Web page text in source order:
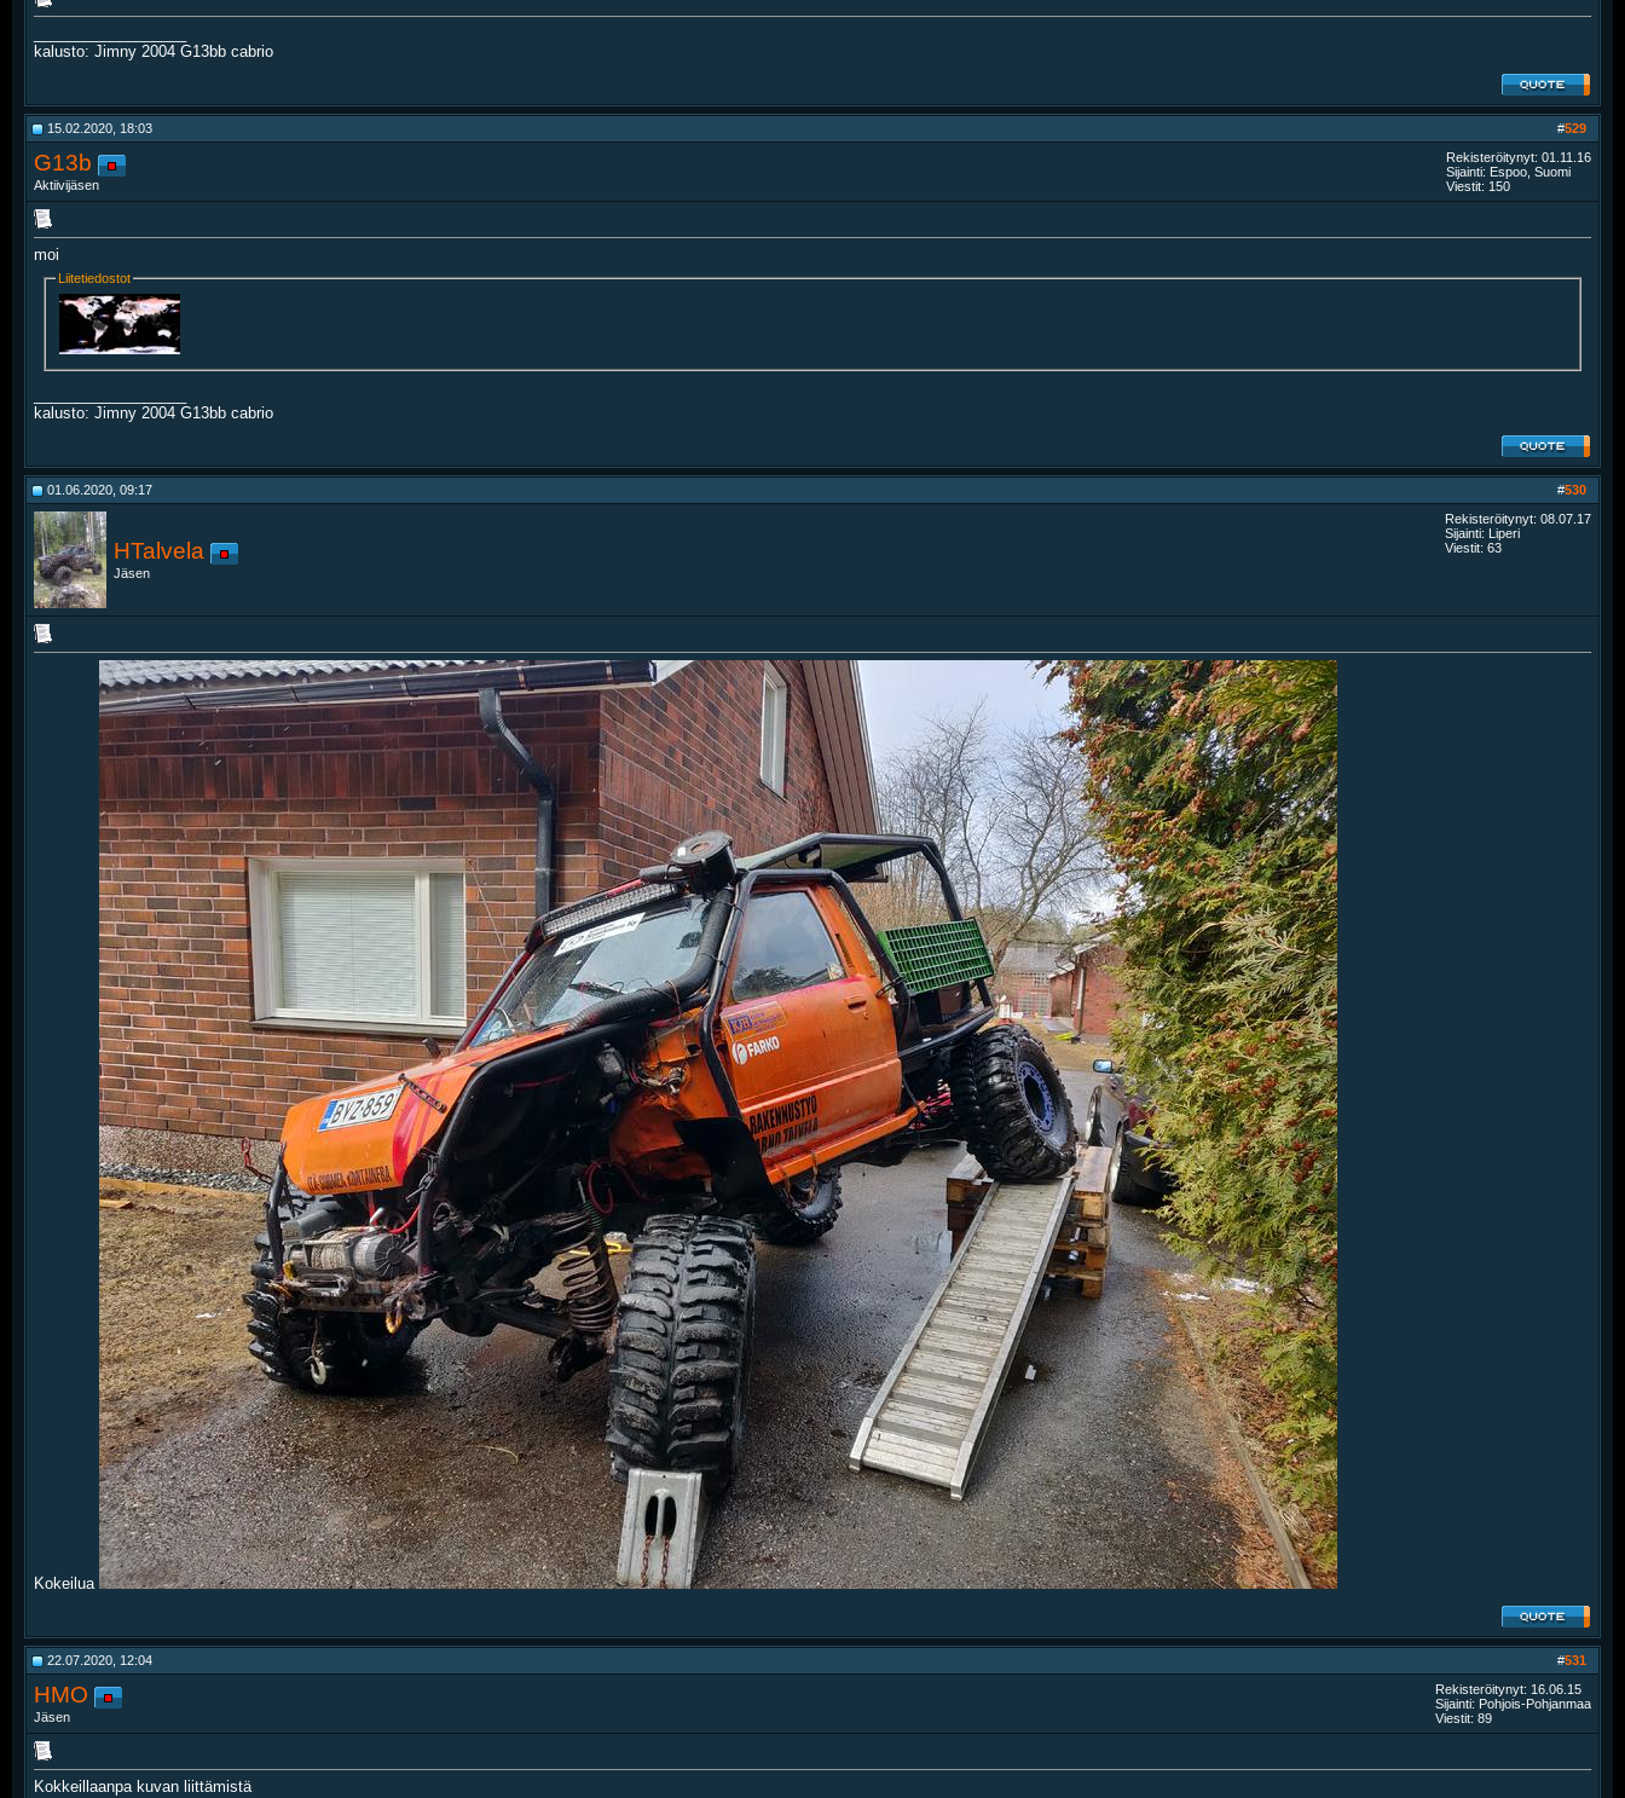
kalusto: Jimny 2004 G13bb cabrio
#529
15.02.2020, 18:03
G13b
Aktiivijäsen
Rekisteröitynyt: 01.11.16
Sijainti: Espoo, Suomi
Viestit: 150
moi
Liitetiedostot
kalusto: Jimny 2004 G13bb cabrio
#530
01.06.2020, 09:17
HTalvela
Jäsen
Rekisteröitynyt: 08.07.17
Sijainti: Liperi
Viestit: 63
Kokeilua
#531
22.07.2020, 12:04
HMO
Jäsen
Rekisteröitynyt: 16.06.15
Sijainti: Pohjois-Pohjanmaa
Viestit: 89
Kokkeillaanpa kuvan liittämistä